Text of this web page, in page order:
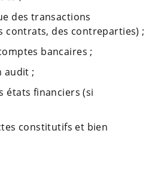
des transactions
contrats, des contreparties) ;
bancaires ;
audit ;
états financiers (si
constitutifs et bien